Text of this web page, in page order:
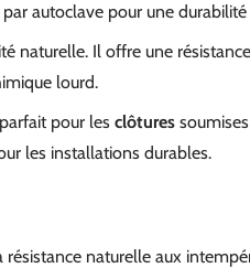
autoclave pour une durabilité
naturelle. Il offre une
lourd.
pour les clôtures
les installations durables.
naturelle aux